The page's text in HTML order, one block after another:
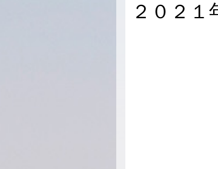
２０２１